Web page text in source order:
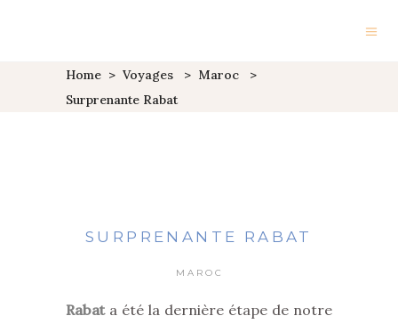
Home > Voyages > Maroc
>
Surprenante Rabat
SURPRENANTE RABAT
MAROC
Rabata été la dernière étape de notre